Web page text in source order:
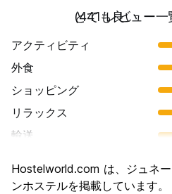
とても良い
(441 レビュー一
アクティビティ
外食
ショッピング
リラックス
輸送
文化
Hostelworld.com は、ジュネ
ンホステルを掲載しています